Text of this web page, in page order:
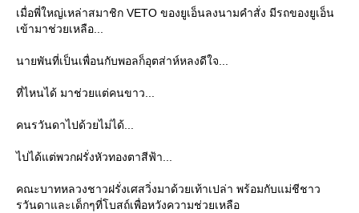
เมื่อพี่ใหญ่เหล่าสมาชิก VETO ของยูเอ็นลงนามคำสั่ง มีรถของยูเอ็น
เข้ามาช่วยเหลือ...
นายพันที่เป็นเพื่อนกับพอลก็อุตส่าห์หลงดีใจ...
ที่ไหนได้ มาช่วยแต่คนขาว...
คนรวันดาไปด้วยไม่ได้...
ไปได้แต่พวกฝรั่งหัวทองตาสีฟ้า...
คณะบาทหลวงชาวฝรั่งเศสวิ่งมาด้วยเท้าเปล่า พร้อมกับแม่ชีชาว
รวันดาและเด็กๆที่โบสถ์เพื่อหวังความช่วยเหลือ